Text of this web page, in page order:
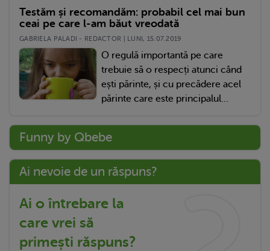
Testăm și recomandăm: probabil cel mai bun
ceai pe care l-am băut vreodată
GABRIELA PALADI - REDACTOR | LUNI, 15.07.2019
O regulă importantă pe care
trebuie să o respecți atunci când
ești părinte, și cu precădere acel
părinte care este principalul...
Funny by Qbebe
Ai nevoie de un răspuns?
Ai o întrebare la
care vrei să
primești răspuns?